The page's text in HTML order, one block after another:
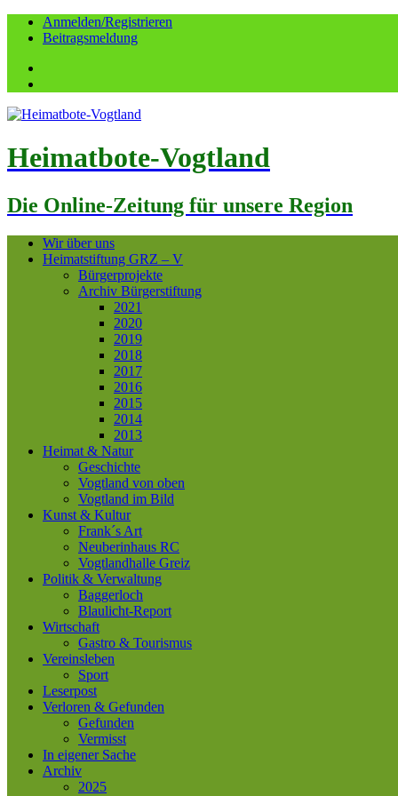
Anmelden/Registrieren
Beitragsmeldung
Heimatbote-Vogtland
Die Online-Zeitung für unsere Region
Wir über uns
Heimatstiftung GRZ – V
Bürgerprojekte
Archiv Bürgerstiftung
2021
2020
2019
2018
2017
2016
2015
2014
2013
Heimat & Natur
Geschichte
Vogtland von oben
Vogtland im Bild
Kunst & Kultur
Frank´s Art
Neuberinhaus RC
Vogtlandhalle Greiz
Politik & Verwaltung
Baggerloch
Blaulicht-Report
Wirtschaft
Gastro & Tourismus
Vereinsleben
Sport
Leserpost
Verloren & Gefunden
Gefunden
Vermisst
In eigener Sache
Archiv
2025